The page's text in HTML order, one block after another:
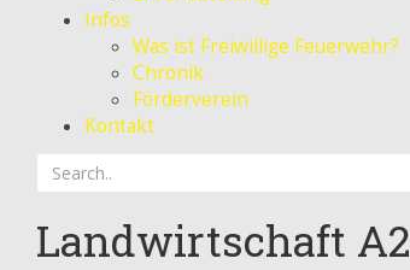
Infos
Was ist Freiwillige Feuerwehr?
Chronik
Förderverein
Kontakt
Landwirtschaft A2